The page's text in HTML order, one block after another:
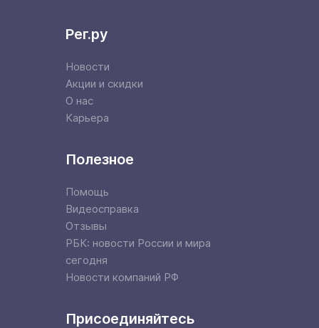
Рег.ру
Новости
Акции и скидки
О нас
Карьера
Полезное
Помощь
Видеосправка
Отзывы
РБК: новости России и мира
сегодня
Новости компаний РФ
Присоединяйтесь